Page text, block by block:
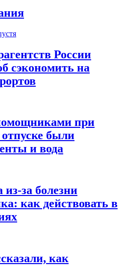
России
сэкономить на
при
были
и вода
за болезни
как действовать в
как